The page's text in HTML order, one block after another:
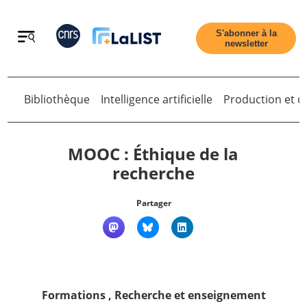
Retour
S'abonner à la
newsletter
Retour
Bibliothèque Intelligence artificielle Production et
MOOC : Éthique de la
recherche
Partager
Formations, Recherche et enseignement